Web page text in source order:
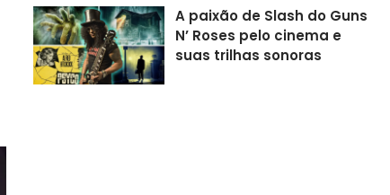
A paixão de Slash do Guns
N’ Roses pelo cinema e
suas trilhas sonoras